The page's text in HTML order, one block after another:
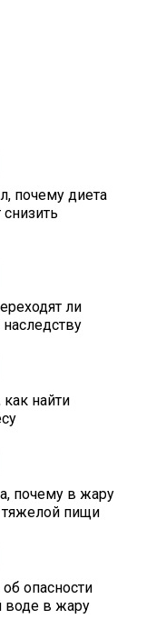
почему диета
ли
найти
почему в жару
тяжелой пищи
опасности
воде в жару